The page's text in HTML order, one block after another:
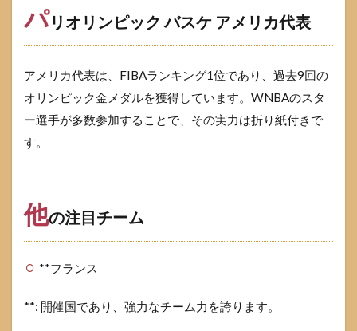
パリオリンピック バスケ アメリカ代表
アメリカ代表は、FIBAランキング1位であり、過去9回の
オリンピック金メダルを獲得しています。WNBAのスタ
ー選手が多数参加することで、その実力は折り紙付きで
す。
他の注目チーム
**フランス
**: 開催国であり、強力なチーム力を誇ります。